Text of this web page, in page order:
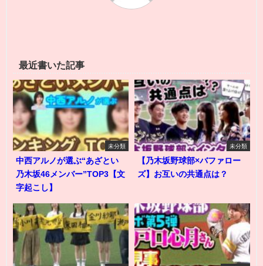
最近書いた記事
未分類
中西アルノが選ぶ“あざとい
乃木坂46メンバー”TOP3【文
字起こし】
未分類
【乃木坂野球部×バファロー
ズ】お互いの共通点は？